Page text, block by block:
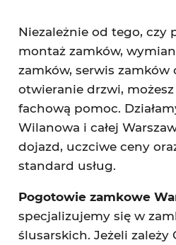
Niezależnie od tego, czy
montaż zamków,
zamków, serwis zamków
otwieranie drzwi,
fachową pomoc.
Wilanowa i całej
dojazd, uczciwe ceny
standard usług.
Pogotowie zamkowe
specjalizujemy się w
ślusarskich. Jeżeli zależy